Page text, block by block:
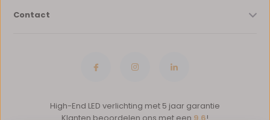
Contact
High-End LED verlichting met 5 jaar garantie